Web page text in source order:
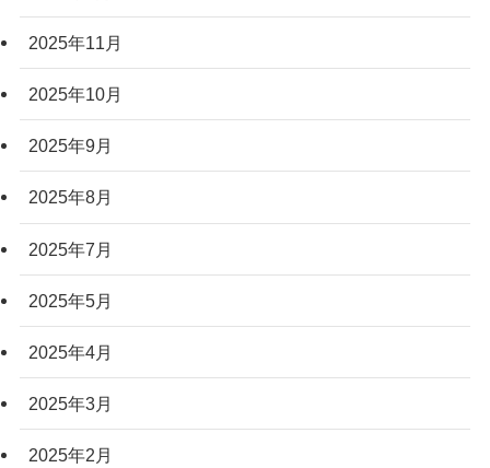
2025年11月
2025年10月
2025年9月
2025年8月
2025年7月
2025年5月
2025年4月
2025年3月
2025年2月